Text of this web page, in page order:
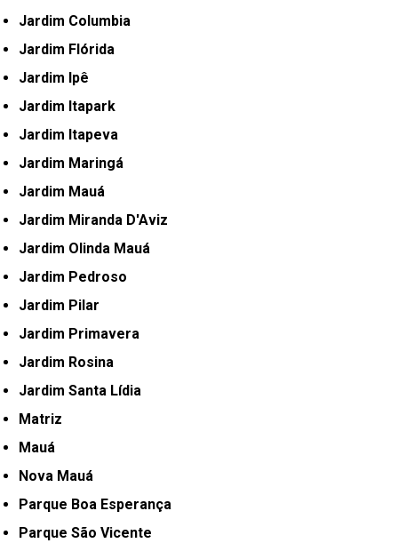
Jardim Columbia
Jardim Flórida
Jardim Ipê
Jardim Itapark
Jardim Itapeva
Jardim Maringá
Jardim Mauá
Jardim Miranda D'Aviz
Jardim Olinda Mauá
Jardim Pedroso
Jardim Pilar
Jardim Primavera
Jardim Rosina
Jardim Santa Lídia
Matriz
Mauá
Nova Mauá
Parque Boa Esperança
Parque São Vicente